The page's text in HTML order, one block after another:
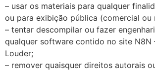
– usar os materiais para qualquer
ou para exibição pública (comercial ou
– tentar descompilar ou fazer
qualquer software contido no site N8N
Louder;
– remover quaisquer direitos autorais